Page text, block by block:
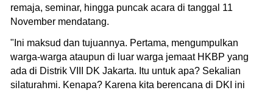
remaja, seminar, hingga puncak acara di tanggal 11
November mendatang.
"Ini maksud dan tujuannya. Pertama, mengumpulkan
warga-warga ataupun di luar warga jemaat HKBP yang
ada di Distrik VIII DK Jakarta. Itu untuk apa? Sekalian
silaturahmi. Kenapa? Karena kita berencana di DKI ini